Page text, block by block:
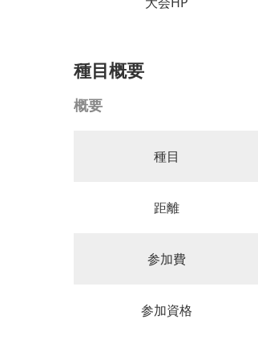
種目概要
概要
種目
距離
参加費
参加資格